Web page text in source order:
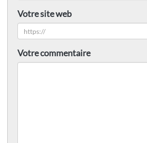
Votre site web
Votre commentaire